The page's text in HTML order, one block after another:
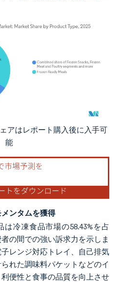
はCC BY 4.0の表示が必要です。
アはレポート購入後に入手可
能
ンタムを獲得
は冷凍食品市場の58.43%を占
の間での強い訴求力を示しま
レンジ対応トレイ、自己排気
れた調味料パケットなどのイ
便性と食事の品質を向上させ